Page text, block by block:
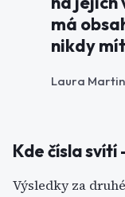
má
nikdy
Laura
Kde čísla svítí
Výsledky za